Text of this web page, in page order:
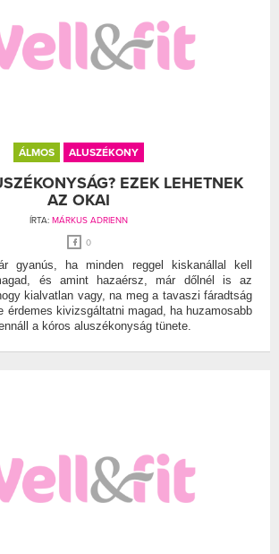
ÁLMOS ALUSZÉKONY
EZEK LEHETNEK
AZ OKAI
ÍRTA: MÁRKUS ADRIENN
0
gyanús, ha minden reggel kiskanállal kell
és amint hazaérsz, már dőlnél is az
kialvatlan vagy, na meg a tavaszi fáradtság
érdemes kivizsgáltatni magad, ha huzamosabb
a kóros aluszékonyság tünete.